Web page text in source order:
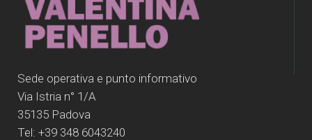
Sede operativa e punto informativo
Via Istria n° 1/A
35135 Padova
Tel: +39 348 6043240